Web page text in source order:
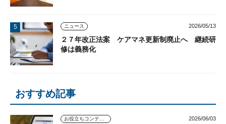
ニュース 2026/05/13
２７年改正法案 ケアマネ更新制廃止へ 継続研
修は義務化
おすすめ記事
2026/06/03